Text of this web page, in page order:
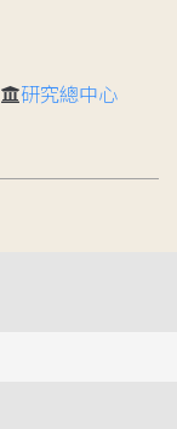
研究總中心